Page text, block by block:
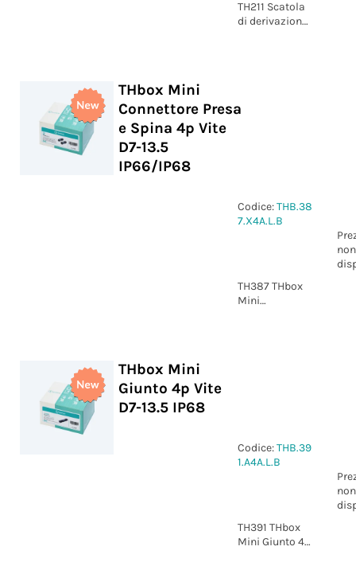
TH211 Scatola
di derivazione
THbox Mini
Connettore Presa
e Spina 4p Vite
D7-13.5
IP66/IP68
Codice:THB.38
7.X4A.L.B
non
TH387 THbox
Mini
THbox Mini
Giunto 4p Vite
D7-13.5 IP68
Codice:THB.39
1.A4A.L.B
non
TH391 THbox
Mini Giunto 4p